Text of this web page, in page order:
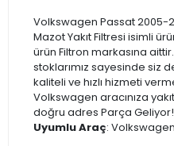
Volkswagen Passat 2005-
Mazot Yakıt Filtresi isimli
ürün Filtron markasına
stoklarımız sayesinde siz
kaliteli ve hızlı hizmeti
Volkswagen aracınıza
doğru adres Parça Geliyor!
Uyumlu Araç: Volkswagen